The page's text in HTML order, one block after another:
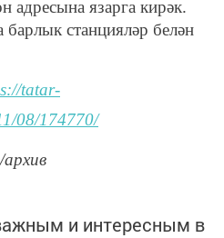
адресына язарга кирәк.
станцияләр белән
tatar-
08/174770/
и интересным в